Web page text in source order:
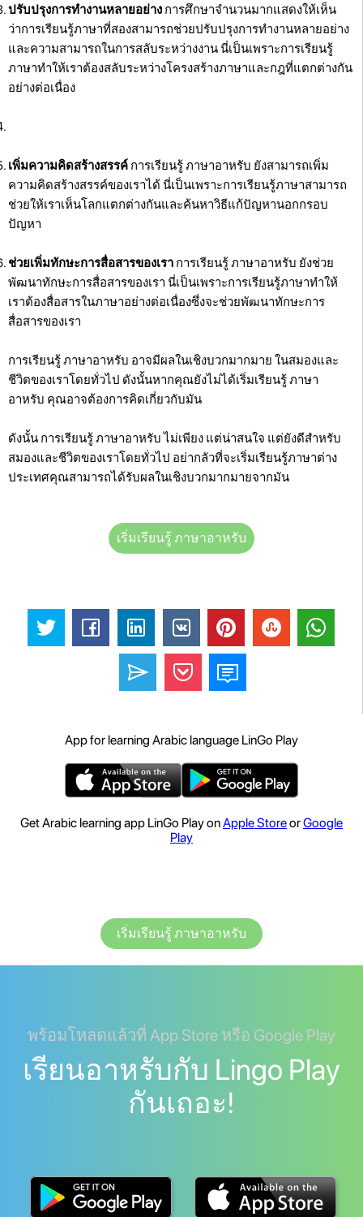
ปรับปรุงการทำงานหลายอย่าง การศึกษาจำนวนมากแสดงให้เห็น
ว่าการเรียนรู้ภาษาที่สองสามารถช่วยปรับปรุงการทำงานหลายอย่าง
และความสามารถในการสลับระหว่างงาน นี่เป็นเพราะการเรียนรู้
ภาษาทำให้เราต้องสลับระหว่างโครงสร้างภาษาและกฎที่แตกต่างกัน
อย่างต่อเนื่อง
เพิ่มความคิดสร้างสรรค์ การเรียนรู้ ภาษาอาหรับ ยังสามารถเพิ่ม
ความคิดสร้างสรรค์ของเราได้ นี่เป็นเพราะการเรียนรู้ภาษาสามารถ
ช่วยให้เราเห็นโลกแตกต่างกันและค้นหาวิธีแก้ปัญหานอกกรอบ
ปัญหา
ช่วยเพิ่มทักษะการสื่อสารของเรา การเรียนรู้ ภาษาอาหรับ ยังช่วย
พัฒนาทักษะการสื่อสารของเรา นี่เป็นเพราะการเรียนรู้ภาษาทำให้
เราต้องสื่อสารในภาษาอย่างต่อเนื่องซึ่งจะช่วยพัฒนาทักษะการ
สื่อสารของเรา
การเรียนรู้ ภาษาอาหรับ อาจมีผลในเชิงบวกมากมาย ในสมองและ
ชีวิตของเราโดยทั่วไป ดังนั้นหากคุณยังไม่ได้เริ่มเรียนรู้ ภาษา
อาหรับ คุณอาจต้องการคิดเกี่ยวกับมัน
ดังนั้น การเรียนรู้ ภาษาอาหรับ ไม่เพียง แต่น่าสนใจ แต่ยังดีสำหรับ
สมองและชีวิตของเราโดยทั่วไป อย่ากลัวที่จะเริ่มเรียนรู้ภาษาต่าง
ประเทศคุณสามารถได้รับผลในเชิงบวกมากมายจากมัน
เริ่มเรียนรู้ ภาษาอาหรับ
App for learning Arabic language LinGo Play
Get Arabic learning app LinGo Play onApple StoreorGoogle
Play
เริ่มเรียนรู้ ภาษาอาหรับ
พร้อมโหลดแล้วที่ App Store หรือ Google Play
เรียนอาหรับกับ Lingo Play
กันเถอะ!